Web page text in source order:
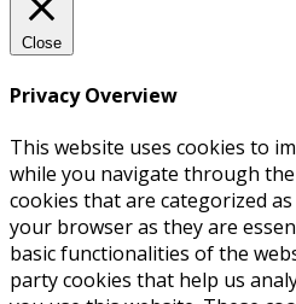
Close
Privacy Overview
This website uses cookies to
while you navigate through
cookies that are categorized
your browser as they are
basic functionalities of the
party cookies that help us